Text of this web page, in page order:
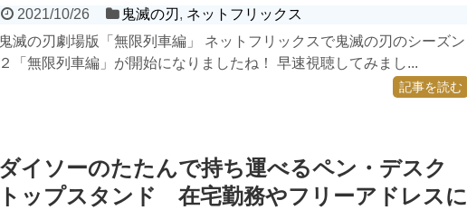
2021/10/26 鬼滅の刃 , ネットフリックス
鬼滅の刃劇場版「無限列車編」 ネットフリックスで鬼滅の刃のシーズン
２「無限列車編」が開始になりましたね！ 早速視聴してみまし...
記事を読む
ダイソーのたたんで持ち運べるペン・デスク
トップスタンド 在宅勤務やフリーアドレスに